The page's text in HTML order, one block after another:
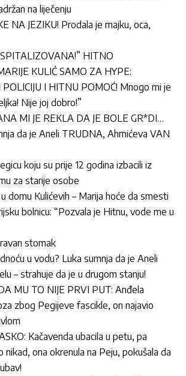
na liječenju
NA JEZIKU! Prodala je majku, oca,
HITNO
KULIĆ SAMO ZA HYPE:
I HITNU POMOĆ! Mnogo mi je
Nije joj dobro!”
MI JE REKLA DA JE BOLE GR*DI…
da je Aneli TRUDNA, Ahmićeva VAN
koju su prije 12 godina izbacili iz
za starije osobe
domu Kulićevih – Marija hoće da smesti
bolnicu: “Pozvala je Hitnu, vode me u
stomak
u vodu? Luka sumnja da je Aneli
– strahuje da je u drugom stanju!
MU TO NIJE PRVI PUT: Anđela
zbog Pegijeve fascikle, on najavio
Kačavenda ubacila u petu, pa
nikad, ona okrenula na Peju, pokušala da